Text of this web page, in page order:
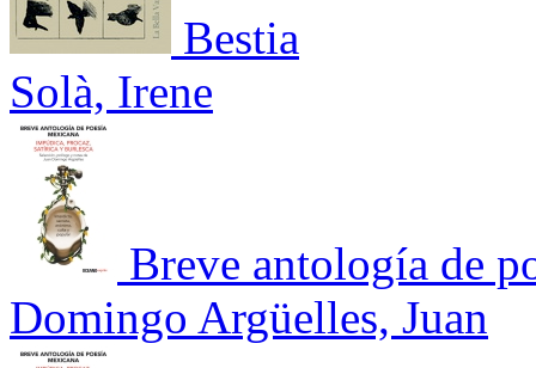
Bestia
Solà, Irene
Breve antología de
Domingo Argüelles, Juan